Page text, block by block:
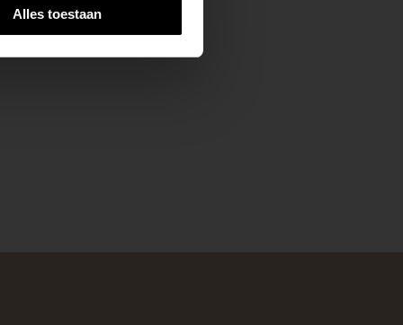
Alles toestaan